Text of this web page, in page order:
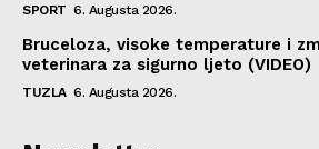
SPORT 6. Augusta 2026.
Bruceloza, visoke temperature i
veterinara za sigurno ljeto (VIDEO)
TUZLA 6. Augusta 2026.